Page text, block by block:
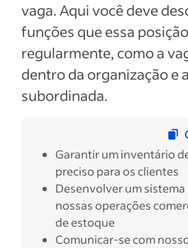
vaga. Aqui você deve
funções que essa
regularmente, como a
dentro da organização e
subordinada.
Garantir um inventário
preciso para os clientes
Desenvolver um
nossas operações
de estoque
Comunicar-se com